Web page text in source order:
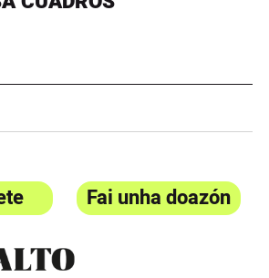
Fai unha doazón